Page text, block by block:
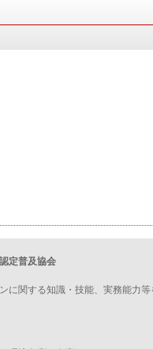
定普及協会
関する知識・技能、実務能力等